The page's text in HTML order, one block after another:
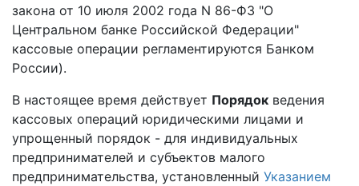
закона от 10 июля 2002 года N 86-ФЗ "О
Центральном банке Российской Федерации"
кассовые операции регламентируются Банком
России).
В настоящее время действует Порядок ведения
кассовых операций юридическими лицами и
упрощенный порядок - для индивидуальных
предпринимателей и субъектов малого
предпринимательства, установленный Указанием